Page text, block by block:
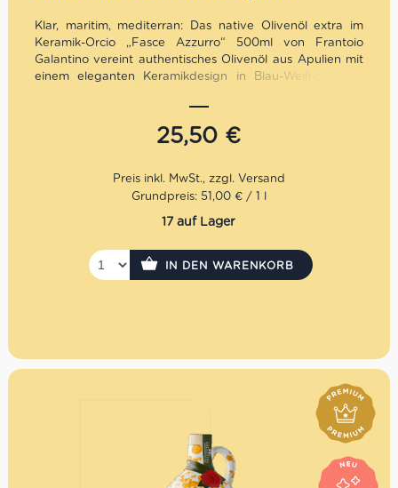
Klar, maritim, mediterran: Das native Olivenöl extra im
Keramik-Orcio „Fasce Azzurro“ 500ml von Frantoio
Galantino vereint authentisches Olivenöl aus Apulien mit
einem eleganten Keramikdesign in Blau-Weiß-Streifen.
optimal vor Licht geschützt und zugleich ein stilvoller
Blickfang. Ideal für die mediterrane Küche, den täglichen
Genuss oder als geschmackvolle Geschenkidee.
Mengenrabatt: erhalte beim Kauf von 3 nativen
Olivenölen Extra 12% Rabatt pro Artikel
25,50 €
Grundpreis: 51,00 € / 1 l
17 auf Lager
IN DEN WARENKORB